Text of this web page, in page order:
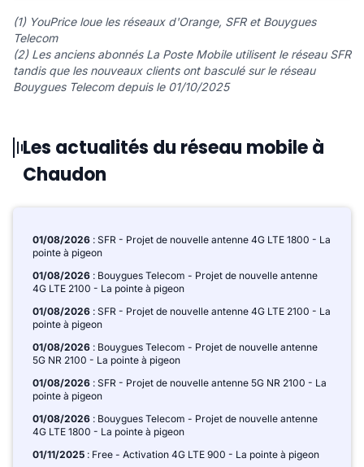
(1) YouPrice loue les réseaux d'Orange, SFR et Bouygues
Telecom
(2) Les anciens abonnés La Poste Mobile utilisent le réseau SFR
tandis que les nouveaux clients ont basculé sur le réseau
Bouygues Telecom depuis le 01/10/2025
Les actualités du réseau mobile à
Chaudon
01/08/2026 : SFR - Projet de nouvelle antenne 4G LTE 1800 - La
pointe à pigeon
01/08/2026 : Bouygues Telecom - Projet de nouvelle antenne
4G LTE 2100 - La pointe à pigeon
01/08/2026 : SFR - Projet de nouvelle antenne 4G LTE 2100 - La
pointe à pigeon
01/08/2026 : Bouygues Telecom - Projet de nouvelle antenne
5G NR 2100 - La pointe à pigeon
01/08/2026 : SFR - Projet de nouvelle antenne 5G NR 2100 - La
pointe à pigeon
01/08/2026 : Bouygues Telecom - Projet de nouvelle antenne
4G LTE 1800 - La pointe à pigeon
01/11/2025 : Free - Activation 4G LTE 900 - La pointe à pigeon